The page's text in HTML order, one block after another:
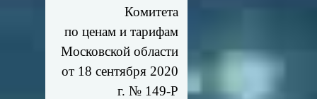
Комитета
по ценам и тарифам
Московской области
от 18 сентября 2020
г. № 149-Р